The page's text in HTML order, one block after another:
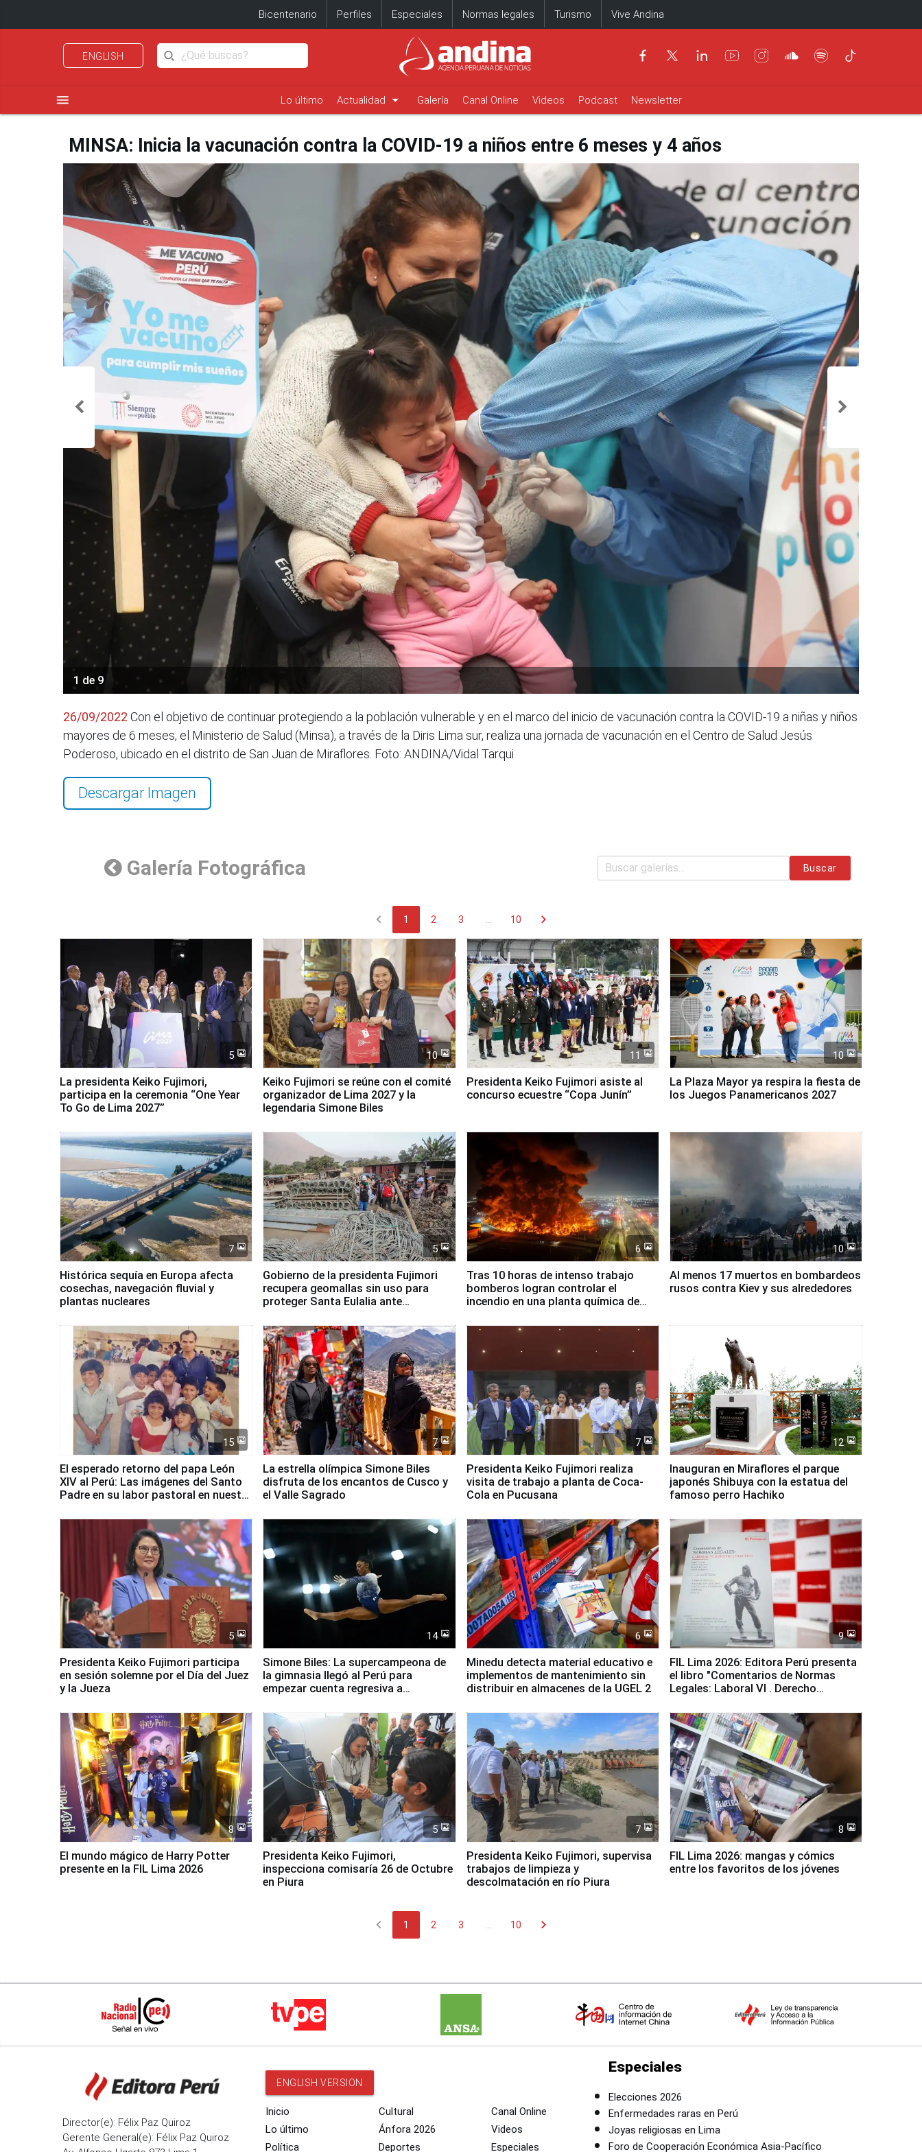
Bicentenario Perfiles Especiales Normas legales Turismo Vive Andina
ENGLISH
menu Lo último Actualidad arrow_drop_down Galería Canal Online Videos Podcast Newsletter
MINSA: Inicia la vacunación contra la COVID-19 a niños entre 6 meses y 4 años
1 de 9
26/09/2022 Con el objetivo de continuar protegiendo a la población vulnerable y en el marco del inicio de vacunación contra la COVID-19 a niñas y niños
mayores de 6 meses, el Ministerio de Salud (Minsa), a través de la Diris Lima sur, realiza una jornada de vacunación en el Centro de Salud Jesús
Poderoso, ubicado en el distrito de San Juan de Miraflores. Foto: ANDINA/Vidal Tarqui
Descargar Imagen
Galería Fotográfica Buscar
chevron_left 1 2 3 10 chevron_right
5
La presidenta Keiko Fujimori,
participa en la ceremonia “One Year
To Go de Lima 2027”
10
Keiko Fujimori se reúne con el comité
organizador de Lima 2027 y la
legendaria Simone Biles
11
Presidenta Keiko Fujimori asiste al
concurso ecuestre “Copa Junín”
10
La Plaza Mayor ya respira la fiesta de
los Juegos Panamericanos 2027
7
Histórica sequía en Europa afecta
cosechas, navegación fluvial y
plantas nucleares
5
Gobierno de la presidenta Fujimori
recupera geomallas sin uso para
proteger Santa Eulalia ante
6
Tras 10 horas de intenso trabajo
bomberos logran controlar el
incendio en una planta química de
10
Al menos 17 muertos en bombardeos
rusos contra Kiev y sus alrededores
15
El esperado retorno del papa León
XIV al Perú: Las imágenes del Santo
Padre en su labor pastoral en nuestro
7
La estrella olímpica Simone Biles
disfruta de los encantos de Cusco y
el Valle Sagrado
7
Presidenta Keiko Fujimori realiza
visita de trabajo a planta de Coca-
Cola en Pucusana
12
Inauguran en Miraflores el parque
japonés Shibuya con la estatua del
famoso perro Hachiko
5
Presidenta Keiko Fujimori participa
en sesión solemne por el Día del Juez
y la Jueza
14
Simone Biles: La supercampeona de
la gimnasia llegó al Perú para
empezar cuenta regresiva a
6
Minedu detecta material educativo e
implementos de mantenimiento sin
distribuir en almacenes de la UGEL 2
9
FIL Lima 2026: Editora Perú presenta
el libro "Comentarios de Normas
Legales: Laboral Vl . Derecho
8
El mundo mágico de Harry Potter
presente en la FIL Lima 2026
5
Presidenta Keiko Fujimori,
inspecciona comisaría 26 de Octubre
en Piura
7
Presidenta Keiko Fujimori, supervisa
trabajos de limpieza y
descolmatación en río Piura
8
FIL Lima 2026: mangas y cómics
entre los favoritos de los jóvenes
chevron_left 1 2 3 10 chevron_right
Director(e): Félix Paz Quiroz
Gerente General(e): Félix Paz Quiroz
ENGLISH VERSION
Inicio
Lo último
Política
Cultural
Ánfora 2026
Deportes
Canal Online
Videos
Especiales
Especiales
Elecciones 2026
Enfermedades raras en Perú
Joyas religiosas en Lima
Foro de Cooperación Económica Asia-Pacífico